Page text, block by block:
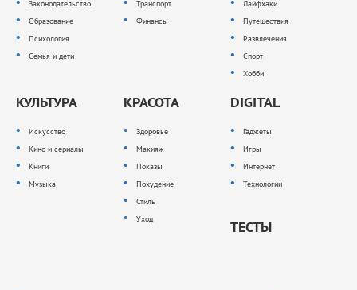
Законодательство
Образование
Психология
Семья и дети
Транспорт
Финансы
Лайфхаки
Путешествия
Развлечения
Спорт
Хобби
КУЛЬТУРА
Искусство
Кино и сериалы
Книги
Музыка
КРАСОТА
Здоровье
Макияж
Показы
Похудение
Стиль
Уход
DIGITAL
Гаджеты
Игры
Интернет
Технологии
ТЕСТЫ